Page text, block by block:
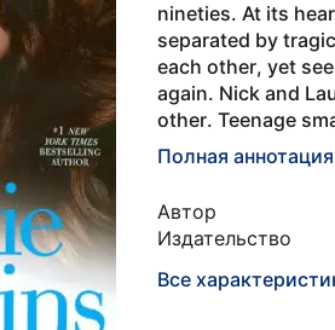
nineties. At its
separated by
each other, yet
again. Nick and
other. Teenage
Полная аннотация
Автор
Издательство
Все